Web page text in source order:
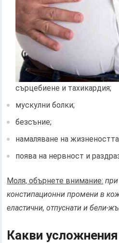
сърцебиене и тахикардия;
мускулни болки;
безсъние;
намаляване на
поява на нервност и
Моля, обърнете внимание:
констипационни промени в
еластични, отпуснати и бели-
Какви